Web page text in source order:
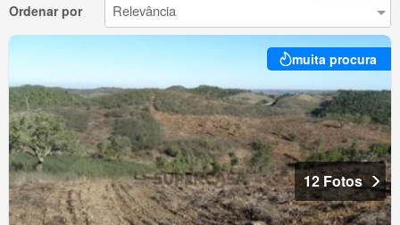
Ordenar por
muita procura
12 Fotos